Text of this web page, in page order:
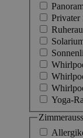
Privater
Yoga-